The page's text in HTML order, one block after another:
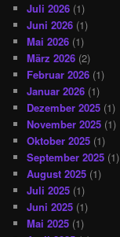
Juli 2026 (1)
Juni 2026 (1)
Mai 2026 (1)
März 2026 (2)
Februar 2026 (1)
Januar 2026 (1)
Dezember 2025 (1)
November 2025 (1)
Oktober 2025 (1)
September 2025 (1)
August 2025 (1)
Juli 2025 (1)
Juni 2025 (1)
Mai 2025 (1)